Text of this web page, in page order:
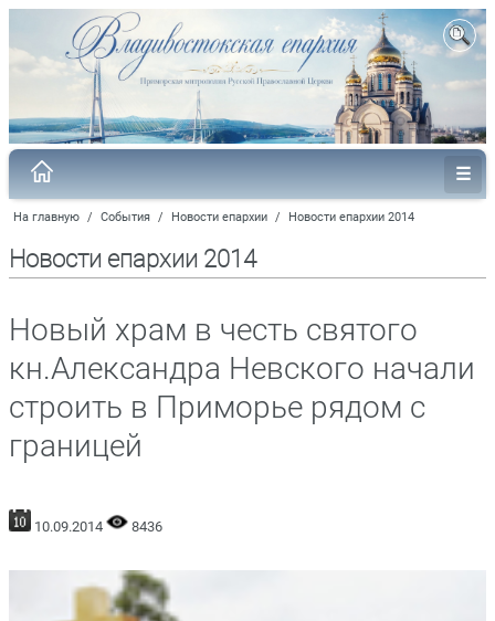
На главную / События / Новости епархии / Новости епархии 2014
Новости епархии 2014
Новый храм в честь святого
кн.Александра Невского начали
строить в Приморье рядом с
границей
10.09.2014 8436